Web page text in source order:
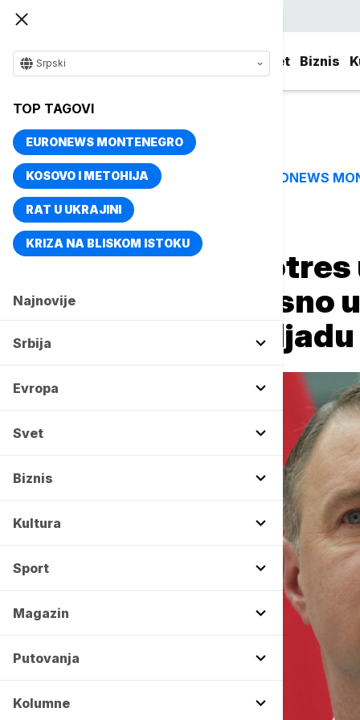
Svet Biznis
Srpski
TOP TAGOVI
EURONEWS MONTENEGRO
KOSOVO I METOHIJA
RAT U UKRAJINI
KRIZA NA BLISKOM ISTOKU
Najnovije
Srbija
Evropa
Svet
Biznis
Kultura
Sport
Magazin
Putovanja
Kolumne
TOP TAGOVI EURONEWS
Naslovna Evropa
Medijski
optužen za svesno
scene, preko